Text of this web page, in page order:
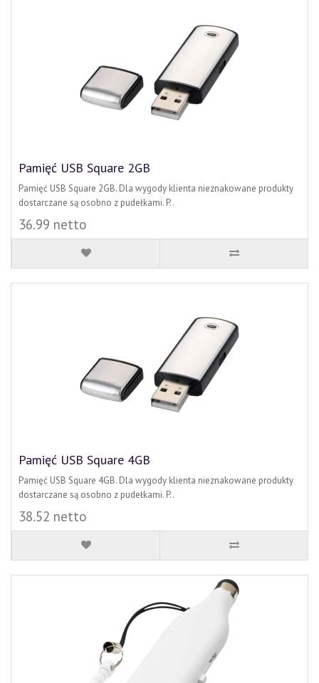
Pamięć USB Square 2GB
Pamięć USB Square 2GB. Dla wygody klienta nieznakowane produkty
dostarczane są osobno z pudełkami. P..
36.99 netto
Pamięć USB Square 4GB
Pamięć USB Square 4GB. Dla wygody klienta nieznakowane produkty
dostarczane są osobno z pudełkami. P..
38.52 netto